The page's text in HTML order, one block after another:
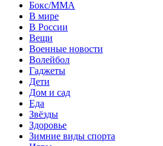
Бокс/MMA
В мире
В России
Вещи
Военные новости
Волейбол
Гаджеты
Дети
Дом и сад
Еда
Звёзды
Здоровье
Зимние виды спорта